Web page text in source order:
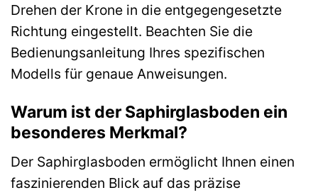
Drehen der Krone in die entgegengesetzte
Richtung eingestellt. Beachten Sie die
Bedienungsanleitung Ihres spezifischen
Modells für genaue Anweisungen.
Warum ist der Saphirglasboden ein
besonderes Merkmal?
Der Saphirglasboden ermöglicht Ihnen einen
faszinierenden Blick auf das präzise